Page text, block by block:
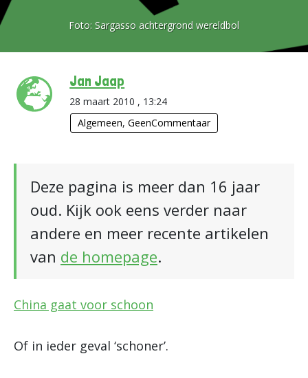
Foto: Sargasso achtergrond wereldbol
Jan Jaap
28 maart 2010 , 13:24
Algemeen,GeenCommentaar
Deze pagina is meer dan 16 jaar
oud. Kijk ook eens verder naar
andere en meer recente artikelen
van de homepage.
China gaat voor schoon
Of in ieder geval ‘schoner’.